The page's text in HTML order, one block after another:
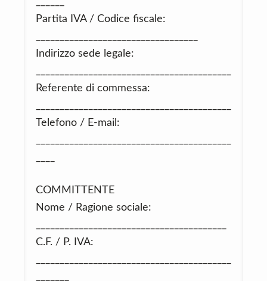
Partita IVA / Codice fiscale:
Indirizzo sede legale:
Referente di commessa:
Telefono / E‑mail:
COMMITTENTE
Nome / Ragione sociale:
C.F. / P. IVA: